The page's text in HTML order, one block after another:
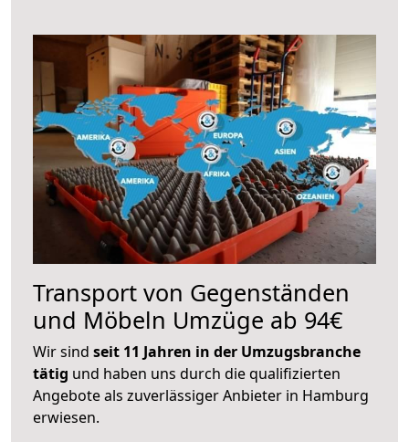
Transport von Gegenständen
und Möbeln Umzüge ab 94€
Wir sind seit 11 Jahren in der Umzugsbranche
tätig und haben uns durch die qualifizierten
Angebote als zuverlässiger Anbieter in Hamburg
erwiesen.